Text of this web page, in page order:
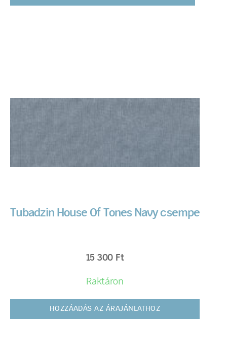
Tubadzin House Of Tones Navy csempe
15 300 Ft
Raktáron
HOZZÁADÁS AZ ÁRAJÁNLATHOZ